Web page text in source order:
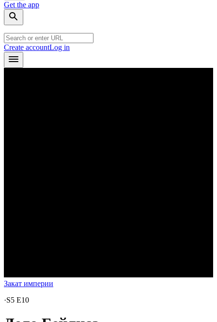
Get the app
Create accountLog in
Закат империи
·S5 E10